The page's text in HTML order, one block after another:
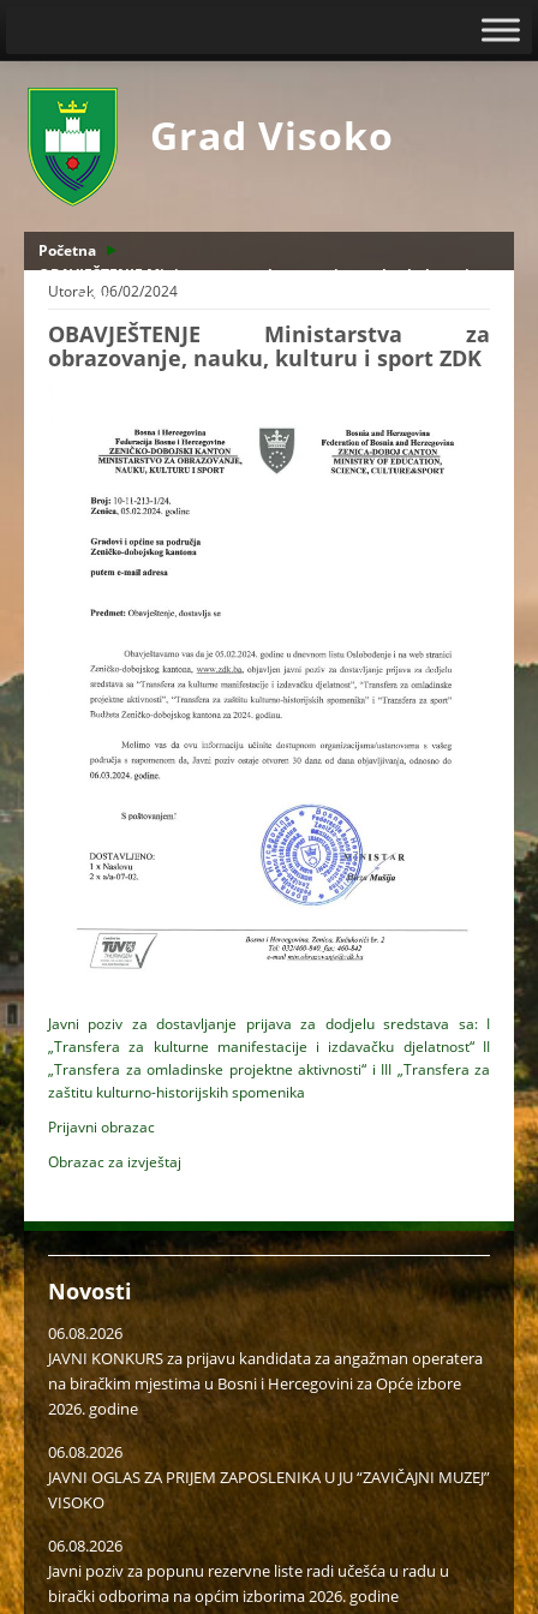
Grad Visoko
Početna
OBAVJEŠTENJE Ministarstva za obrazovanje, nauku, kulturu i
sport ZDK
Utorak, 06/02/2024
OBAVJEŠTENJE Ministarstva za
obrazovanje, nauku, kulturu i sport ZDK
Javni poziv za dostavljanje prijava za dodjelu sredstava sa: I
„Transfera za kulturne manifestacije i izdavačku djelatnost“ II
„Transfera za omladinske projektne aktivnosti“ i III „Transfera za
zaštitu kulturno-historijskih spomenika
Prijavni obrazac
Obrazac za izvještaj
Novosti
06.08.2026
JAVNI KONKURS za prijavu kandidata za angažman operatera
na biračkim mjestima u Bosni i Hercegovini za Opće izbore
2026. godine
06.08.2026
JAVNI OGLAS ZA PRIJEM ZAPOSLENIKA U JU “ZAVIČAJNI MUZEJ”
VISOKO
06.08.2026
Javni poziv za popunu rezervne liste radi učešća u radu u
birački odborima na općim izborima 2026. godine